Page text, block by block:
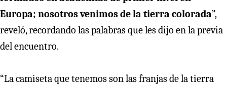
Europa; nosotros venimos de la tierra colorada”,
reveló, recordando las palabras que les dijo en la previa
del encuentro.
“La camiseta que tenemos son las franjas de la tierra